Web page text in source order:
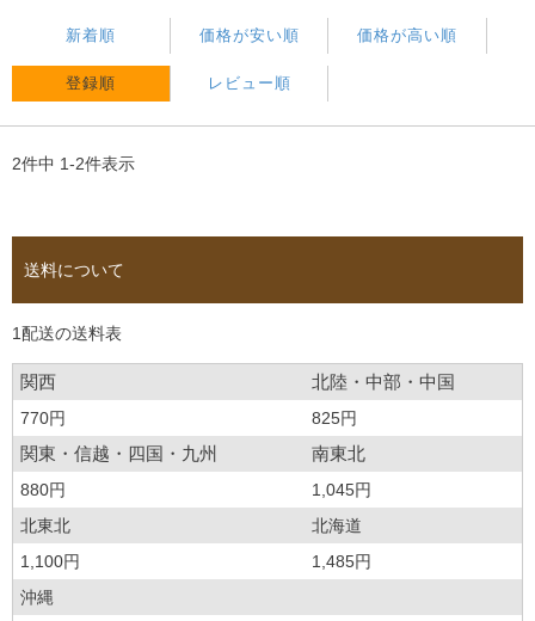
新着順 価格が安い順 価格が高い順
登録順 レビュー順
2件中 1-2件表示
送料について
1配送の送料表
関西 北陸・中部・中国
770円 825円
関東・信越・四国・九州 南東北
880円
1,045円
北東北
北海道
1,100円
1,485円
沖縄